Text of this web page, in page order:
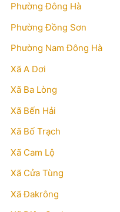
Phường Đông Hà
Phường Đồng Sơn
Phường Nam Đông Hà
Xã A Dơi
Xã Ba Lòng
Xã Bến Hải
Xã Bố Trạch
Xã Cam Lộ
Xã Cửa Tùng
Xã Đakrông